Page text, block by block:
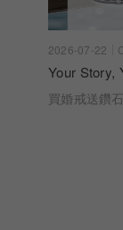
2026-07-22
Your Story,
買婚戒送鑽